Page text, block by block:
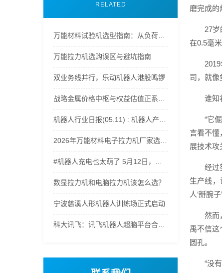
RELATED
万能拉力机选购误区与避坑指南
双业务线并行，乐动机器人港股鸣锣
数显拉力机和电脑拉力机该怎么选？
宁波慈溪人形机器人训练场正式启动
磨完成的
27
在0.5毫
司，就像
谁知
“它
言看不懂
展技术攻
经过
生产线
人‘掰腕子
然而
禹不信
圆孔。
“没